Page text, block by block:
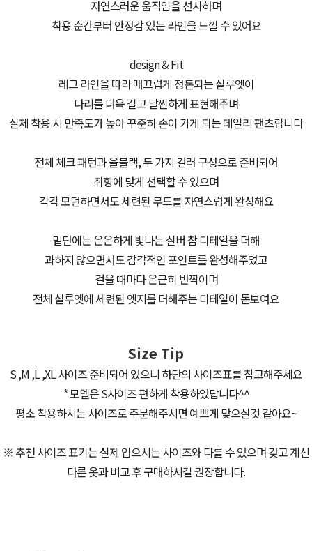
자연스러운 움직임을 선사하며
착용 순간부터 안정감 있는 라인을 느낄 수 있어요
design & Fit
레그 라인을 따라 매끄럽게 정돈되는 실루엣이
다리를 더욱 길고 날씬하게 표현해주며
실제 착용 시 만족도가 높아 꾸준히 손이 가게 되는 데일리 팬츠랍니다
전체 체크 패턴과 올블랙, 두 가지 컬러 구성으로 준비되어
취향에 맞게 선택할 수 있으며
각각 모던하면서도 세련된 무드를 자연스럽게 완성해요
밑단에는 은은하게 빛나는 실버 참 디테일을 더해
과하지 않으면서도 감각적인 포인트를 완성해주었고
걸을 때마다 은근히 반짝이며
전체 실루엣에 세련된 엣지를 더해주는 디테일이 돋보여요
Size Tip
S ,M ,L ,XL 사이즈 준비되어 있으니 하단의 사이즈표를 참고해주세요
* 모델은 S사이즈 편하게 착용하였답니다^^
평소 착용하시는 사이즈로 주문해주시면 예쁘게 맞으실것 같아요~
※ 추천 사이즈 표기는 실제 입으시는 사이즈와 다를 수 있으며 갖고 계신
다른 옷과 비교 후 구매하시길 권장합니다.